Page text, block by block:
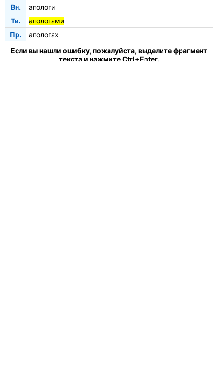
Вн.
апологи
Тв.
апологами
Пр.
апологах
Если вы нашли ошибку, пожалуйста, выделите фрагмент
текста и нажмите Ctrl+Enter.